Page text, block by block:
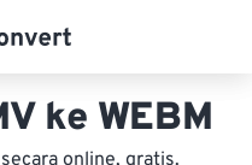
ke WEBM
online, gratis.